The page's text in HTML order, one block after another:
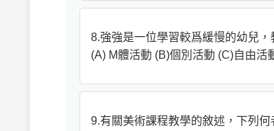
8.強強是一位學習較爲緩慢的幼兒
(A) M體活動 (B)個別活動 (C)自由活
9.有關美術課程教學的敘述，下列